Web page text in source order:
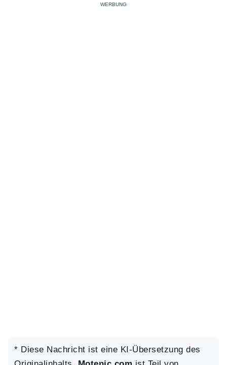
* Diese Nachricht ist eine KI-Übersetzung des